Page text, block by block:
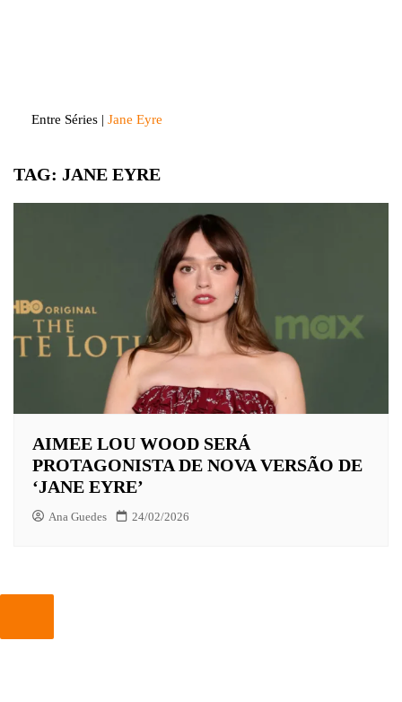
Entre Séries | Jane Eyre
TAG: JANE EYRE
AIMEE LOU WOOD SERÁ
PROTAGONISTA DE NOVA VERSÃO DE
‘JANE EYRE’
Ana Guedes 24/02/2026